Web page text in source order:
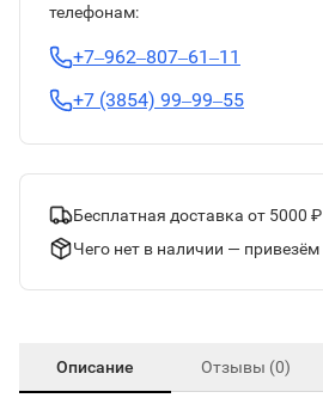
телефонам:
+7‒962‒807‒61‒11
+7 (3854) 99‒99‒55
Бесплатная доставка от 5000 ₽
Чего нет в наличии — привезём
Описание Отзывы (0)